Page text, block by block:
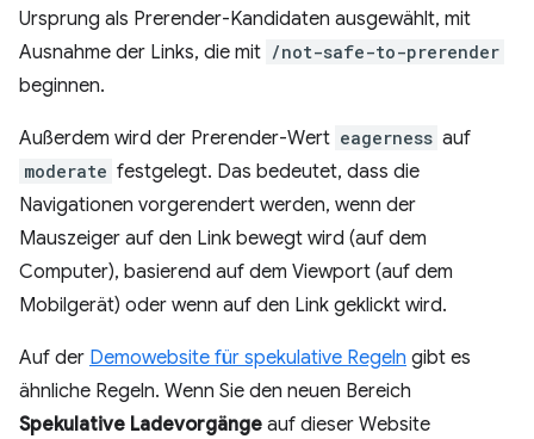
Ursprung als Prerender-Kandidaten ausgewählt, mit
Ausnahme der Links, die mit /not-safe-to-prerender
beginnen.
Außerdem wird der Prerender-Wert eagerness auf
moderate festgelegt. Das bedeutet, dass die
Navigationen vorgerendert werden, wenn der
Mauszeiger auf den Link bewegt wird (auf dem
Computer), basierend auf dem Viewport (auf dem
Mobilgerät) oder wenn auf den Link geklickt wird.
Auf der Demowebsite für spekulative Regeln gibt es
ähnliche Regeln. Wenn Sie den neuen Bereich
Spekulative Ladevorgänge auf dieser Website